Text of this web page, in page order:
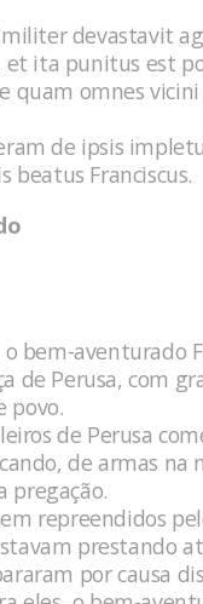
devastavit
et ita punitus est
quam omnes
de ipsis
beatus Franciscus.
o bem-aventurado
de Perusa, com
povo.
de Perusa
de armas na
pregação.
repreendidos
prestando
por causa